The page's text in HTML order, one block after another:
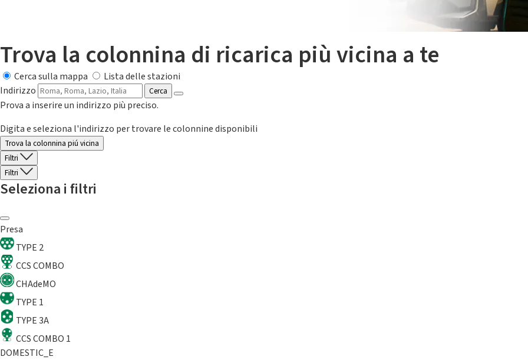
Trova la colonnina di ricarica più vicina a te
Cerca sulla mappa
Lista delle stazioni
Indirizzo
Cerca
Prova a inserire un indirizzo più preciso.
Digita e seleziona l'indirizzo per trovare le colonnine disponibili
Trova la colonnina piú vicina
Filtri
Filtri
Seleziona i filtri
Presa
TYPE 2
CCS COMBO
CHAdeMO
TYPE 1
TYPE 3A
CCS COMBO 1
DOMESTIC_E